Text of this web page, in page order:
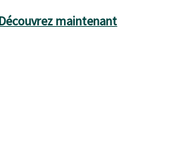
Découvrez maintenant